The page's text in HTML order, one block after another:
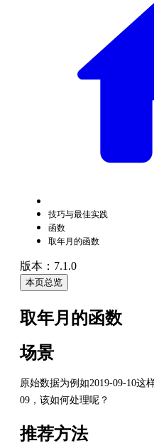
技巧与最佳实践
函数
取年月的函数
版本：7.1.0
本页总览
取年月的函数
场景
原始数据为例如2019-09-10这
09，该如何处理呢？
推荐方法